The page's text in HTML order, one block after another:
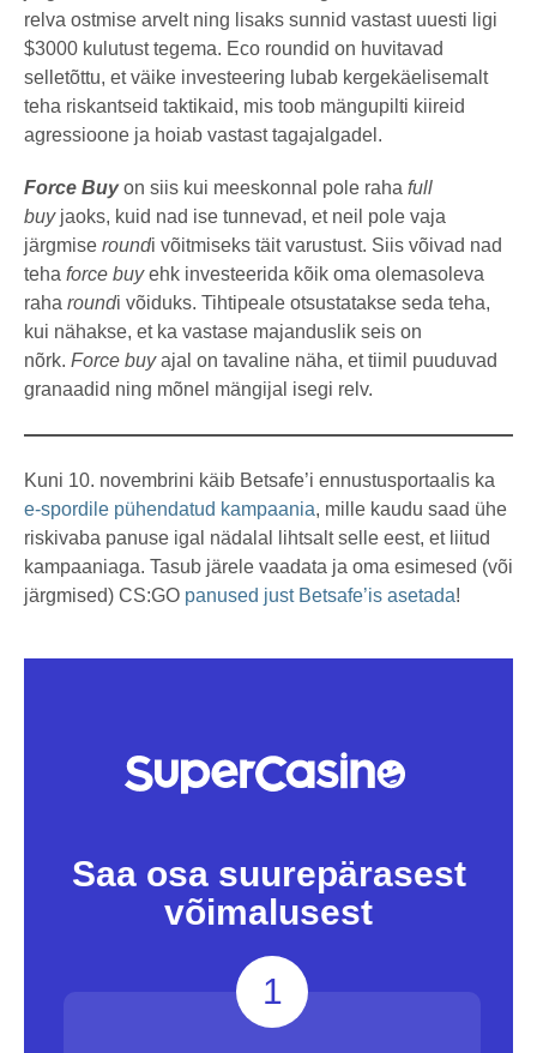
relva ostmise arvelt ning lisaks sunnid vastast uuesti ligi
$3000 kulutust tegema. Eco roundid on huvitavad
selletõttu, et väike investeering lubab kergekäelisemalt
teha riskantseid taktikaid, mis toob mängupilti kiireid
agressioone ja hoiab vastast tagajalgadel.
Force Buyon siis kui meeskonnal pole raha full
buy jaoks, kuid nad ise tunnevad, et neil pole vaja
järgmise roundi võitmiseks täit varustust. Siis võivad nad
teha force buy ehk investeerida kõik oma olemasoleva
raha roundi võiduks. Tihtipeale otsustatakse seda teha,
kui nähakse, et ka vastase majanduslik seis on
nõrk. Force buy ajal on tavaline näha, et tiimil puuduvad
granaadid ning mõnel mängijal isegi relv.
Kuni 10. novembrini käib Betsafe’i ennustusportaalis ka
e-spordile pühendatud kampaania, mille kaudu saad ühe
riskivaba panuse igal nädalal lihtsalt selle eest, et liitud
kampaaniaga. Tasub järele vaadata ja oma esimesed (või
järgmised) CS:GO panused just Betsafe’is asetada!
Saa osa suurepärasest
võimalusest
1